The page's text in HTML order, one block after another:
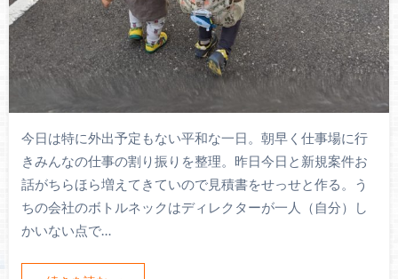
今日は特に外出予定もない平和な一日。朝早く仕事場に行
きみんなの仕事の割り振りを整理。昨日今日と新規案件お
話がちらほら増えてきていので見積書をせっせと作る。う
ちの会社のボトルネックはディレクターが一人（自分）し
かいない点で…